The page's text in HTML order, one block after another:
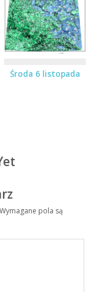
Środa 6 listopada
Wymagane pola są